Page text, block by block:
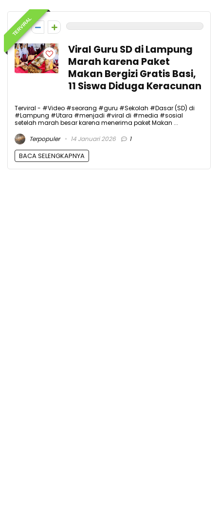
TERVIRAL
0
Viral Guru SD di Lampung
Marah karena Paket
Makan Bergizi Gratis Basi,
11 Siswa Diduga Keracunan
Terviral - #Video #seorang #guru #Sekolah #Dasar (SD) di
#Lampung #Utara #menjadi #viral di #media #sosial
setelah marah besar karena menerima paket Makan ...
Terpopuler
14 Januari 2026 1
BACA SELENGKAPNYA